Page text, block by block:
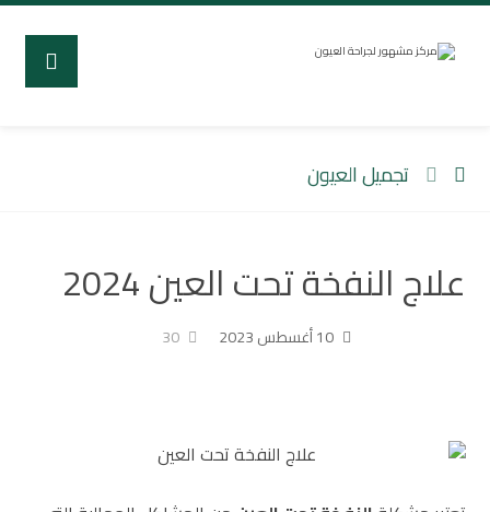
تجميل العيون
علاج النفخة تحت العين 2024
10 أغسطس 2023 30